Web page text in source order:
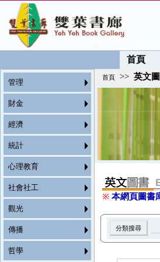
首頁
管理
財金
經濟
統計
心理教育
社會社工
觀光
傳播
哲學
首頁 >> 英文
※ 本網頁圖書